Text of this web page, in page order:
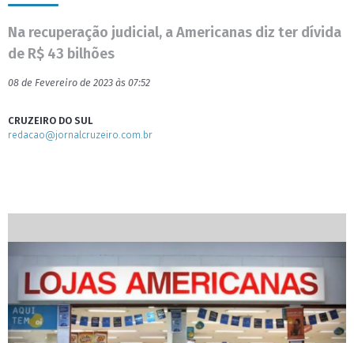
Na recuperação judicial, a Americanas diz ter dívida
de R$ 43 bilhões
08 de Fevereiro de 2023 às 07:52
CRUZEIRO DO SUL
redacao@jornalcruzeiro.com.br